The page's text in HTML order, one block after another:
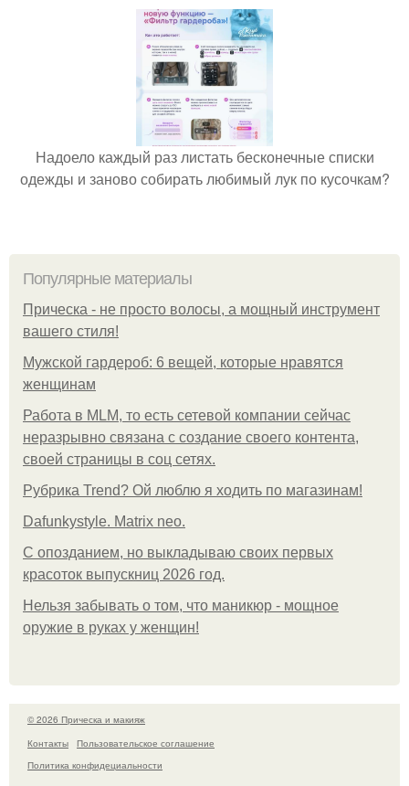
Надоело каждый раз листать бесконечные списки
одежды и заново собирать любимый лук по кусочкам?
Популярные материалы
Прическа - не просто волосы, а мощный инструмент
вашего стиля!
Мужской гардероб: 6 вещей, которые нравятся
женщинам
Работа в MLM, то есть сетевой компании сейчас
неразрывно связана с создание своего контента,
своей страницы в соц сетях.
Рубрика Trend? Ой люблю я ходить по магазинам!
Dafunkystyle. Matrix neo.
С опозданием, но выкладываю своих первых
красоток выпускниц 2026 год.
Нельзя забывать о том, что маникюр - мощное
оружие в руках у женщин!
© 2026 Прическа и макияж
Контакты
Пользовательское соглашение
Политика конфидециальности